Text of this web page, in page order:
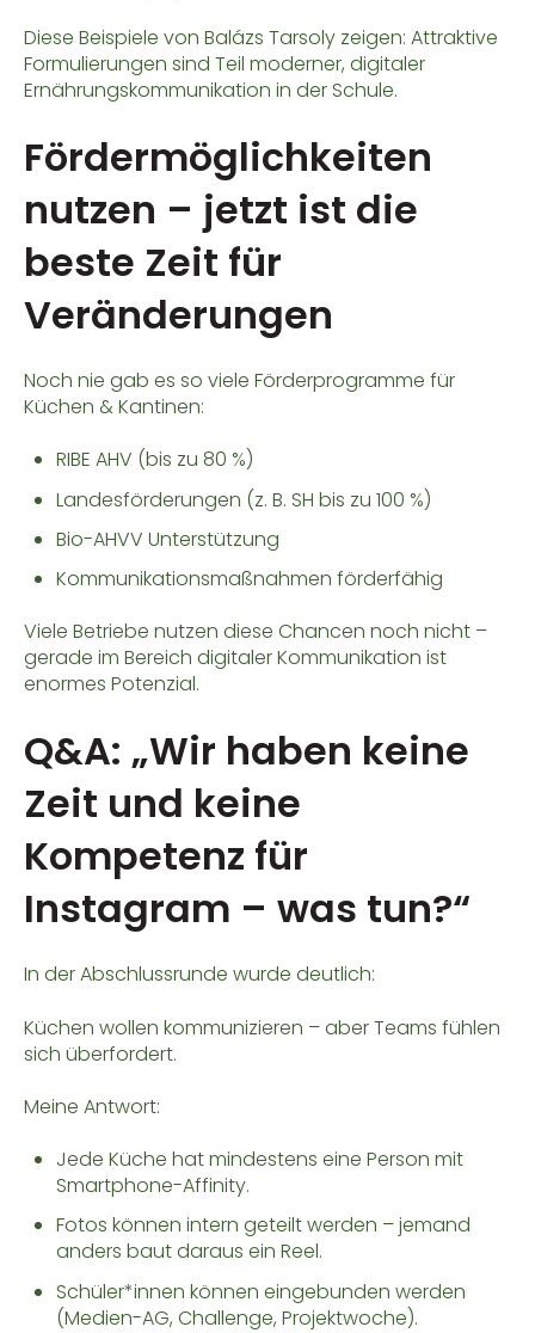
Diese Beispiele von Balázs Tarsoly zeigen: Attraktive
Formulierungen sind Teil moderner, digitaler
Ernährungskommunikation in der Schule.
Fördermöglichkeiten
nutzen – jetzt ist die
beste Zeit für
Veränderungen
Noch nie gab es so viele Förderprogramme für
Küchen & Kantinen:
RIBE AHV (bis zu 80 %)
Landesförderungen (z. B. SH bis zu 100 %)
Bio-AHVV Unterstützung
Kommunikationsmaßnahmen förderfähig
Viele Betriebe nutzen diese Chancen noch nicht –
gerade im Bereich digitaler Kommunikation ist
enormes Potenzial.
Q&A: „Wir haben keine
Zeit und keine
Kompetenz für
Instagram – was tun?“
In der Abschlussrunde wurde deutlich:
Küchen wollen kommunizieren – aber Teams fühlen
sich überfordert.
Meine Antwort:
Jede Küche hat mindestens eine Person mit
Smartphone-Affinity.
Fotos können intern geteilt werden – jemand
anders baut daraus ein Reel.
Schüler*innen können eingebunden werden
(Medien-AG, Challenge, Projektwoche).